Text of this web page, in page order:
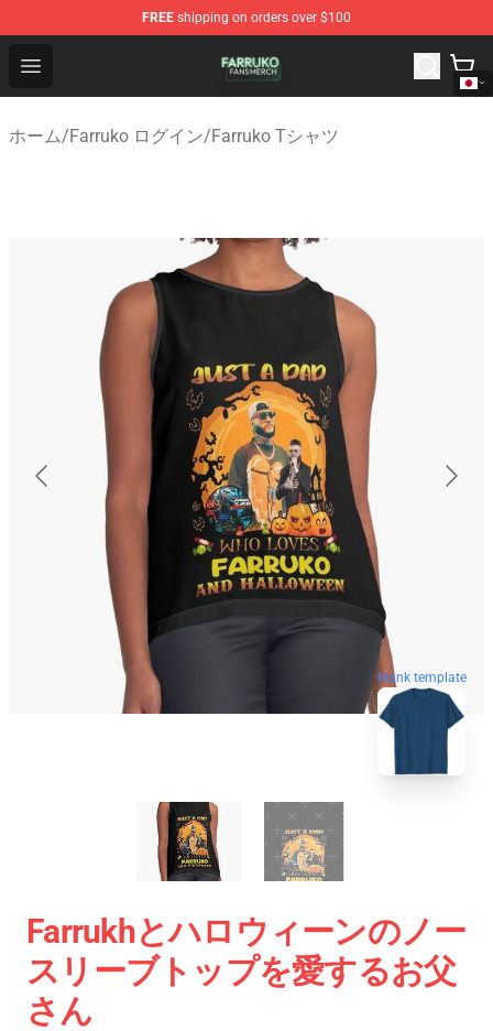
FREE shipping on orders over $100
Open menu
Farruko Shop - Official Farruko Merchandise Store
ホーム/Farruko ログイン/Farruko Tシャツ
blank template
Farrukhとハロウィーンのノー
スリーブトップを愛するお父
さん